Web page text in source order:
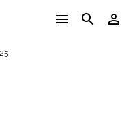
menu search person_outline